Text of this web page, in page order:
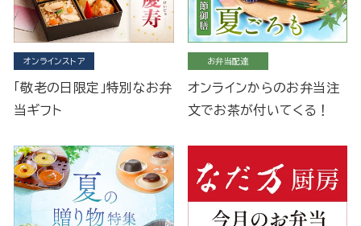
オンラインストア
「敬老の日限定」特別なお弁
当ギフト
お弁当配達
オンラインからのお弁当注
文でお茶が付いてくる！